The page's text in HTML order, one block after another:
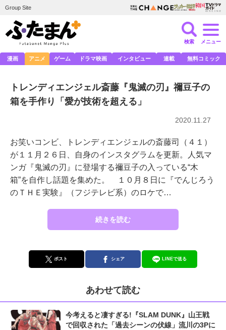
Group Site
検索 メニュー
漫画 アニメ ゲーム ドラマ映画 インタビュー 連載 無料コミック
トレンディエンジェル斎藤『鬼滅の刃』禰豆子の
箱を手作り「愛が技術を超える」
2020.11.27
お笑いコンビ、トレンディエンジェルの斎藤司（４１）
が１１月２６日、自身のインスタグラムを更新。人気マ
ンガ『鬼滅の刃』に登場する禰豆子の入っている“木
箱”を自作し話題を集めた。 １０月８日に『でんじろう
のＴＨＥ実験』（フジテレビ系）のロケで…
続きを読む
ポスト シェア LINEで送る
あわせて読む
今考えると凄すぎる!『SLAM DUNK』山王戦
で回収された「過去シーンの伏線」流川の3Pに